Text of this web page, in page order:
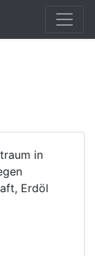
in
Erdöl